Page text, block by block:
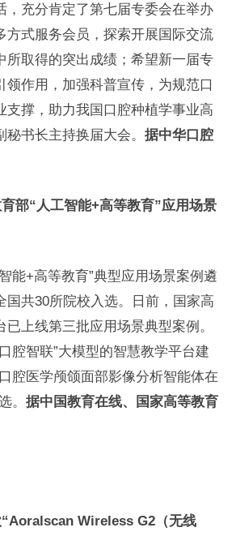
，充分肯定了第七届专委会在举办
方式服务会员，探索开展国际交流
所取得的突出成绩；希望新一届专
领作用，加强科普宣传，为规范口
支撑，助力我国口腔种植学事业高
书长主持换届大会。 据中华口腔
部“人工智能+高等教育”应用场景
能+高等教育”典型应用场景案例遴
国共30所院校入选。日前，国家高
上线第三批应用场景典型案例。
腔智联”大模型的智慧教学平台建
腔医学颅颌面部影像分析智能体在
。 据中国教育在线、国家高等教育
Wireless G2（无线